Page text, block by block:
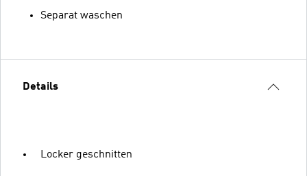
Separat waschen
Details
Locker geschnitten